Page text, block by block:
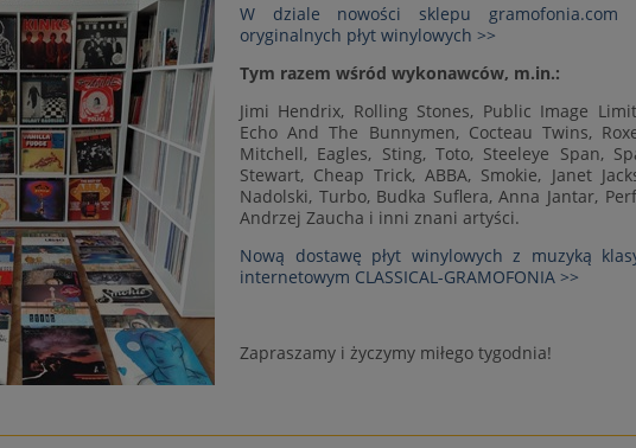
W dziale nowości sklepu gramofonia.com
oryginalnych płyt winylowych >>
Tym razem wśród wykonawców, m.in.:
Jimi Hendrix, Rolling Stones, Public Image
Echo And The Bunnymen, Cocteau Twins,
Mitchell, Eagles, Sting, Toto, Steeleye Span,
Stewart, Cheap Trick, ABBA, Smokie, Janet
Nadolski, Turbo, Budka Suflera, Anna Jantar,
Andrzej Zaucha i inni znani artyści.
Nową dostawę płyt winylowych z muzyką
internetowym CLASSICAL-GRAMOFONIA >>
Zapraszamy i życzymy miłego tygodnia!